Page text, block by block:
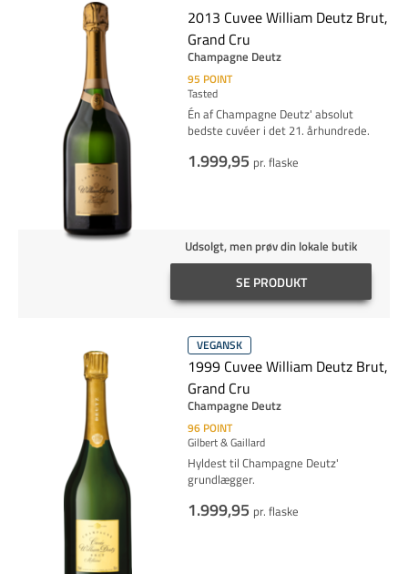
2013 Cuvee William Deutz Brut,
Grand Cru
Champagne Deutz
95 POINT
Tasted
Én af Champagne Deutz' absolut
bedste cuvéer i det 21. århundrede.
1.999,95 pr. flaske
Udsolgt, men prøv din lokale butik
SE PRODUKT
VEGANSK
1999 Cuvee William Deutz Brut,
Grand Cru
Champagne Deutz
96 POINT
Gilbert & Gaillard
Hyldest til Champagne Deutz'
grundlægger.
1.999,95 pr. flaske